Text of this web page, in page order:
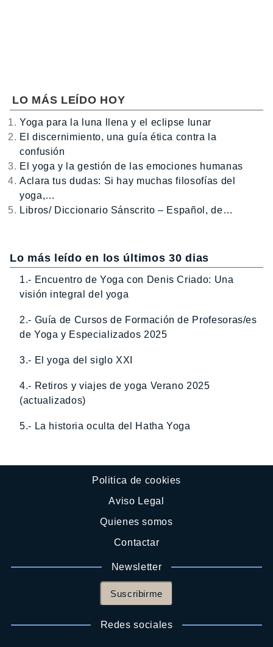
LO MÁS LEÍDO HOY
Yoga para la luna llena y el eclipse lunar
El discernimiento, una guía ética contra la
confusión
El yoga y la gestión de las emociones humanas
Aclara tus dudas: Si hay muchas filosofías del
yoga,…
Libros/ Diccionario Sánscrito – Español, de…
Lo más leído en los últimos 30 dias
1.- Encuentro de Yoga con Denis Criado: Una
visión integral del yoga
2.- Guía de Cursos de Formación de Profesoras/es
de Yoga y Especializados 2025
3.- El yoga del siglo XXI
4.- Retiros y viajes de yoga Verano 2025
(actualizados)
5.- La historia oculta del Hatha Yoga
Politica de cookies
Aviso Legal
Quienes somos
Contactar
Newsletter
Suscribirme
Redes sociales